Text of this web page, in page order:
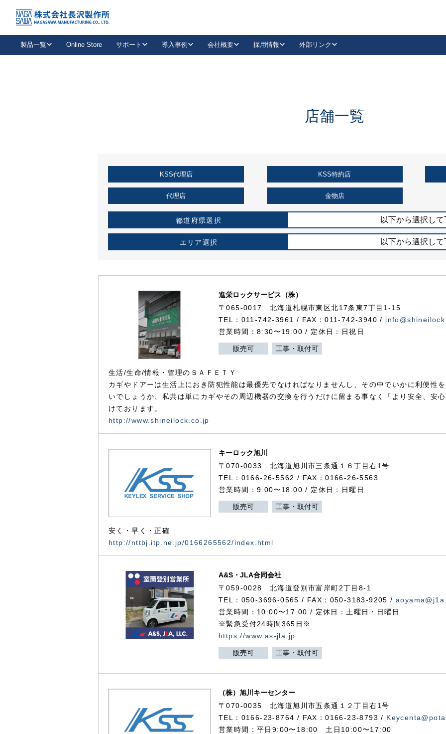
製品一覧
抗ウイルス・抗菌製品
キーレックスを品番からお探しいただけます。
Online Store サポート
取扱店情報
お役立ち情報
導入事例
企業様採用事例
会社概要 採用情報 外部リンク
LinkedIn
KSS加盟店・取扱店情報
店舗一覧
店舗一覧
KSS代理店 KSS特約店
代理店 金物店
都道府県選択 以下から選択し
エリア選択 以下から選択し
進栄ロックサービス（株）
〒065-0017 北海道札幌市東区北17条東7丁目1-15
TEL：011-742-3961 / FAX：011-742-3940 /
営業時間：8:30〜19:00 / 定休日：日祝日
販売可 工事・取付可
生活/生命/情報・管理のＳＡＦＥＴＹ
カギやドアーは生活上におき防犯性能は最優先でなければなりませんし、その中でいかに利便性
いでしょうか、私共は単にカギやその周辺機器の交換を行うだけに留まる事なく「より安全、安
けております。
http://www.shineilock.co.jp
キーロック旭川
〒070-0033 北海道旭川市三条通１６丁目右1号
TEL：0166-26-5562 / FAX：0166-26-5563
営業時間：9:00〜18:00 / 定休日：日曜日
販売可 工事・取付可
安く・早く・正確
http://nttbj.itp.ne.jp/0166265562/index.html
A&S・JLA合同会社
〒059-0028北海道登別市富岸町2丁目 8-1
TEL：050-3696-0565 / FAX：050-3183-9205 /
営業時間：10:00〜17:00 / 定休日：土曜日・日曜日
※緊急受付24時間365日※
https://www.as-jla.jp
販売可 工事・取付可
（株）旭川キーセンター
〒070-0035 北海道旭川市五条通１２丁目右1号
TEL：0166-23-8764 / FAX：0166-23-8793 /
営業時間：平日9:00〜18:00 土日10:00〜17:00